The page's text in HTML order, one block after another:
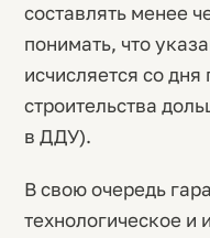
составлять менее
понимать, что
исчисляется со
строительства
в ДДУ).
В свою очередь
технологическое и